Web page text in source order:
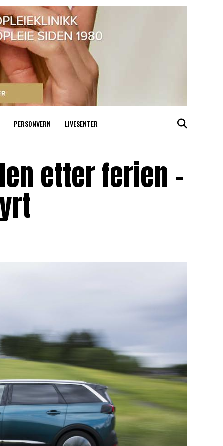
PERSONVERN LIVESENTER
etter ferien –